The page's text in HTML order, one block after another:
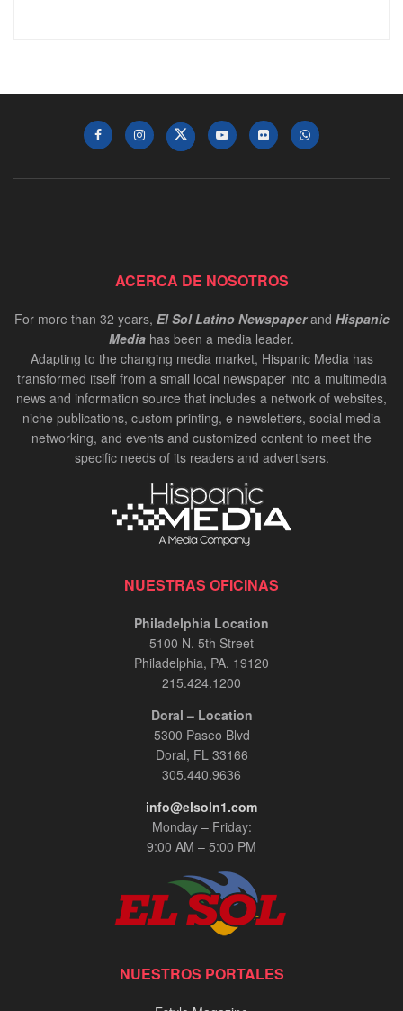
ACERCA DE NOSOTROS
For more than 32 years, El Sol Latino Newspaperand Hispanic
Media has been a media leader.
Adapting to the changing media market, Hispanic Media has
transformed itself from a small local newspaper into a multimedia
news and information source that includes a network of websites,
niche publications, custom printing, e-newsletters, social media
networking, and events and customized content to meet the
specific needs of its readers and advertisers.
NUESTRAS OFICINAS
Philadelphia Location
5100 N. 5th Street
Philadelphia, PA. 19120
215.424.1200
Doral – Location
5300 Paseo Blvd
Doral, FL 33166
305.440.9636
info@elsoln1.com
Monday – Friday:
9:00 AM – 5:00 PM
NUESTROS PORTALES